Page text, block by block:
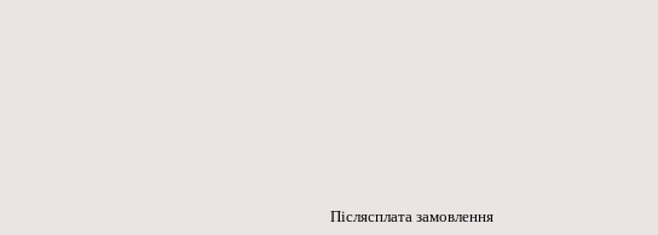
Післясплата замовлення